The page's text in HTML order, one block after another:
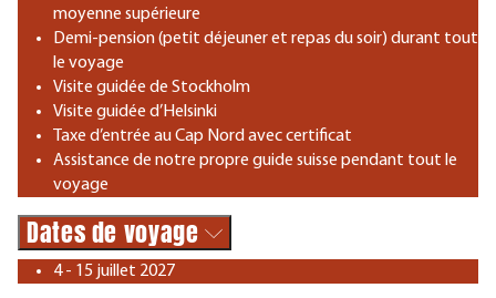
moyenne supérieure
Demi-pension (petit déjeuner et repas du soir) durant tout
le voyage
Visite guidée de Stockholm
Visite guidée d’Helsinki
Taxe d’entrée au Cap Nord avec certificat
Assistance de notre propre guide suisse pendant tout le
voyage
Dates de voyage
4 - 15 juillet 2027